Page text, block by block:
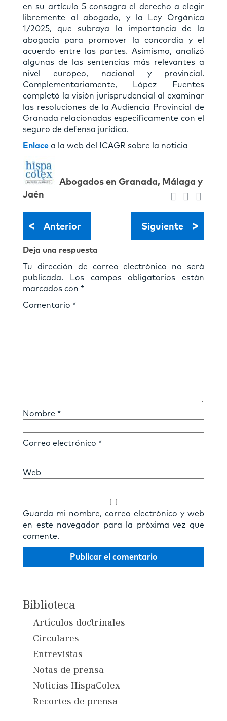
en su artículo 5 consagra el derecho a elegir
libremente al abogado, y la Ley Orgánica
1/2025, que subraya la importancia de la
abogacía para promover la concordia y el
acuerdo entre las partes. Asimismo, analizó
algunas de las sentencias más relevantes a
nivel europeo, nacional y provincial.
Complementariamente, López Fuentes
completó la visión jurisprudencial al examinar
las resoluciones de la Audiencia Provincial de
Granada relacionadas específicamente con el
seguro de defensa jurídica.
Enlace a la web del ICAGR sobre la noticia
Abogados en Granada, Málaga y
Jaén
< Anterior Siguiente >
Deja una respuesta
Tu dirección de correo electrónico no será
publicada.
Los campos obligatorios están
marcados con *
Comentario *
Nombre *
Correo electrónico *
Web
Guarda mi nombre, correo electrónico y web
en este navegador para la próxima vez que
comente.
Biblioteca
Artículos doctrinales
Circulares
Entrevistas
Notas de prensa
Noticias HispaColex
Recortes de prensa